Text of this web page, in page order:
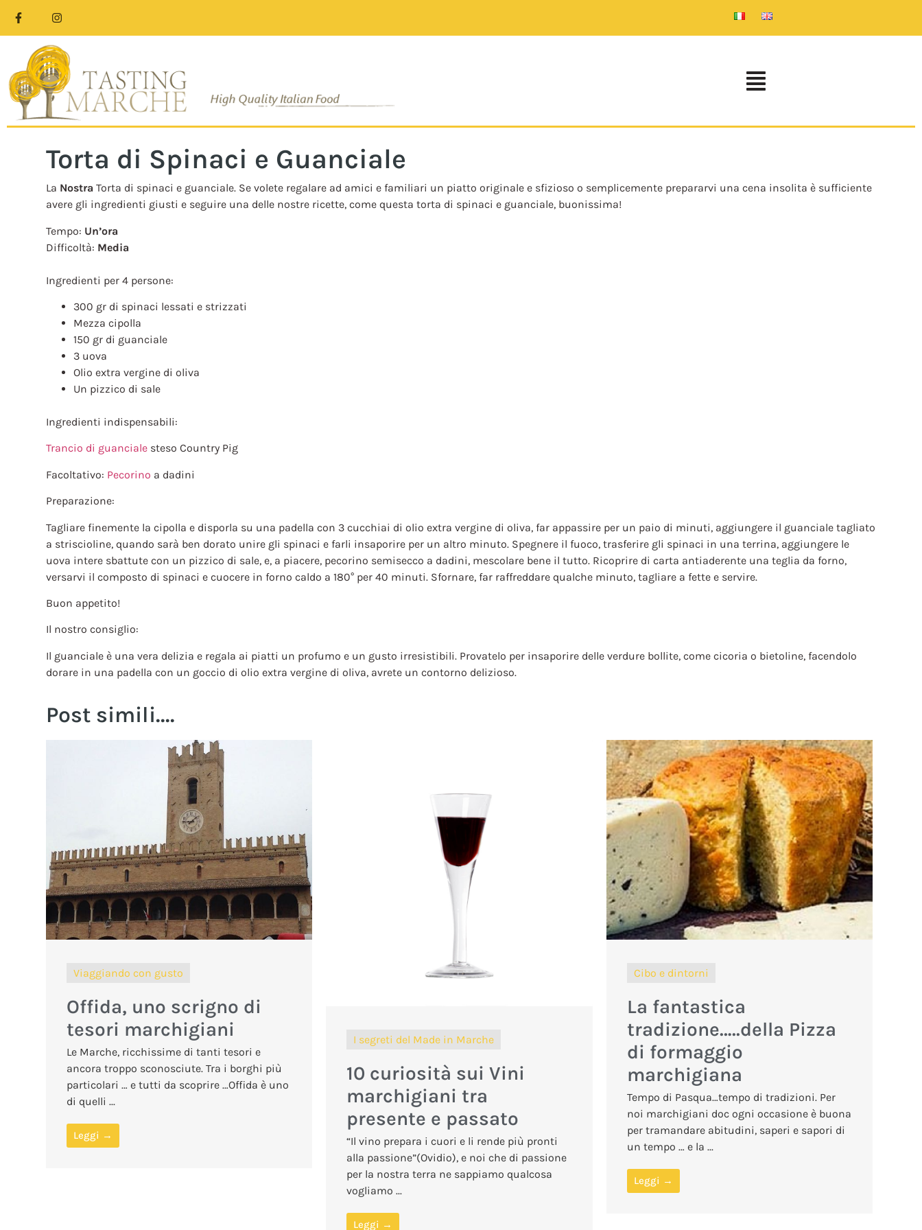
Torta di Spinaci e Guanciale
La Nostra Torta di spinaci e guanciale. Se volete regalare ad amici e familiari un piatto originale e sfizioso o semplicemente prepararvi una cena insolita è sufficiente
avere gli ingredienti giusti e seguire una delle nostre ricette, come questa torta di spinaci e guanciale, buonissima!
Tempo: Un’ora
Difficoltà: Media
Ingredienti per 4 persone:
300 gr di spinaci lessati e strizzati
Mezza cipolla
150 gr di guanciale
3 uova
Olio extra vergine di oliva
Un pizzico di sale
Ingredienti indispensabili:
Trancio di guanciale steso Country Pig
Facoltativo: Pecorino a dadini
Preparazione:
Tagliare finemente la cipolla e disporla su una padella con 3 cucchiai di olio extra vergine di oliva, far appassire per un paio di minuti, aggiungere il guanciale tagliato
a striscioline, quando sarà ben dorato unire gli spinaci e farli insaporire per un altro minuto. Spegnere il fuoco, trasferire gli spinaci in una terrina, aggiungere le
uova intere sbattute con un pizzico di sale, e, a piacere, pecorino semisecco a dadini, mescolare bene il tutto. Ricoprire di carta antiaderente una teglia da forno,
versarvi il composto di spinaci e cuocere in forno caldo a 180° per 40 minuti. Sfornare, far raffreddare qualche minuto, tagliare a fette e servire.
Buon appetito!
Il nostro consiglio:
Il guanciale è una vera delizia e regala ai piatti un profumo e un gusto irresistibili. Provatelo per insaporire delle verdure bollite, come cicoria o bietoline, facendolo
dorare in una padella con un goccio di olio extra vergine di oliva, avrete un contorno delizioso.
Post simili....
Viaggiando con gusto
Offida, uno scrigno di
tesori marchigiani
Le Marche, ricchissime di tanti tesori e
ancora troppo sconosciute. Tra i borghi più
particolari … e tutti da scoprire …Offida è uno
di quelli ...
Leggi →
I segreti del Made in Marche
10 curiosità sui Vini
marchigiani tra
presente e passato
“Il vino prepara i cuori e li rende più pronti
alla passione”(Ovidio), e noi che di passione
per la nostra terra ne sappiamo qualcosa
vogliamo ...
Leggi →
Cibo e dintorni
La fantastica
tradizione…..della Pizza
di formaggio
marchigiana
Tempo di Pasqua…tempo di tradizioni. Per
noi marchigiani doc ogni occasione è buona
per tramandare abitudini, saperi e sapori di
un tempo … e la ...
Leggi →